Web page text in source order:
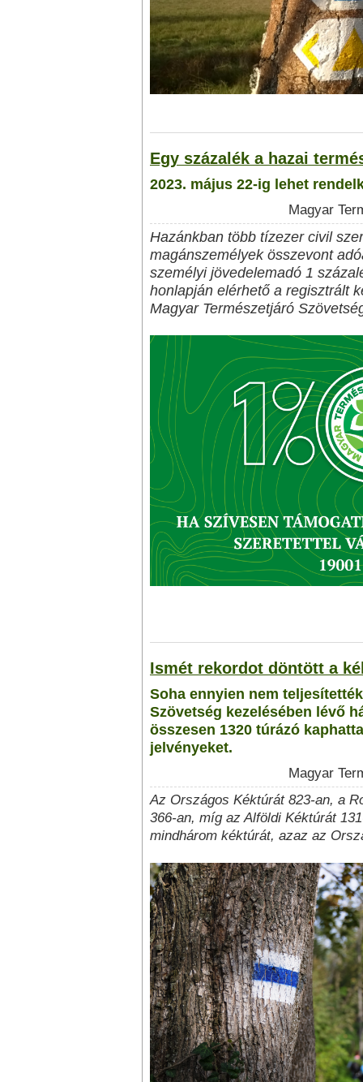
Egy százalék a hazai
2023. május 22-ig lehet
Magyar
Hazánkban több tízezer civil
magánszemélyek összevont
személyi jövedelemadó 1
honlapján elérhető a regisztrált
Magyar Természetjáró
Ismét rekordot döntött a
Soha ennyien nem
Szövetség kezelésében lévő
összesen 1320 túrázó
jelvényeket.
Magyar
Az Országos Kéktúrát 823-an, a
366-an, míg az Alföldi Kéktúrát
mindhárom kéktúrát, azaz az